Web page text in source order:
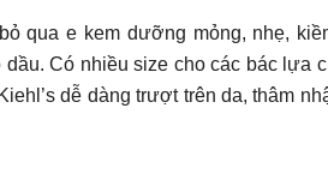
qua e kem dưỡng mỏng, nhẹ,
dầu. Có nhiều size cho các bác
dễ dàng trượt trên da, thâm